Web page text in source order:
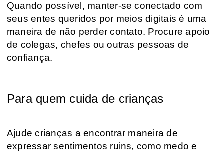
Quando possível, manter-se conectado com
seus entes queridos por meios digitais é uma
maneira de não perder contato. Procure apoio
de colegas, chefes ou outras pessoas de
confiança.
Para quem cuida de crianças
Ajude crianças a encontrar maneira de
expressar sentimentos ruins, como medo e